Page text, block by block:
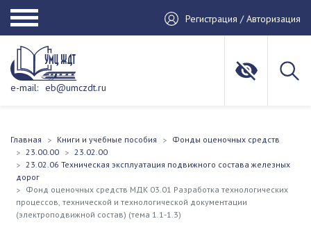
Регистрация / Авторизация
e-mail: eb@umczdt.ru
Главная Книги и учебные пособия
Фонды оценочных средств
23.00.00
23.02.00
23.02.06 Техническая эксплуатация подвижного состава железных
дорог
Фонд оценочных средств МДК 03.01 Разработка технологических
процессов, технической и технологической документации
(электроподвижной состав) (тема 1.1-1.3)